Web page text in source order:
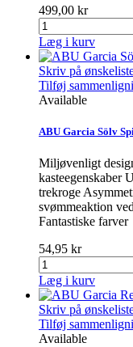
499,00 kr
Læg i kurv
Skriv på
Tilføj
Available
ABU Garcia Sölv
Miljøvenligt
kasteegenskaber
trekroge
svømmeaktion
Fantastiske farver
54,95 kr
Læg i kurv
Skriv på
Tilføj
Available